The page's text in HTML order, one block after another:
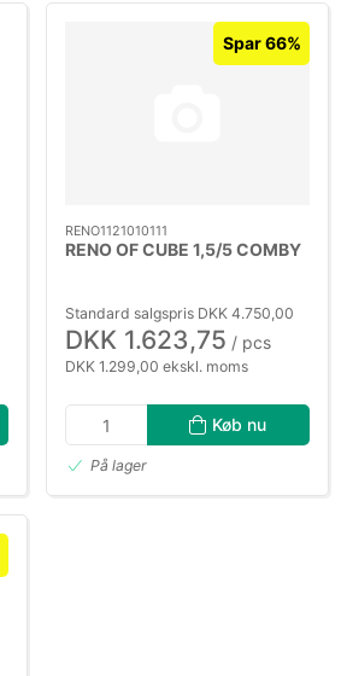
Spar 66%
RENO1121010111
RENO OF CUBE 1,5/5 COMBY
Standard salgspris DKK 4.750,00
DKK 1.623,75 / pcs
DKK 1.299,00 ekskl. moms
Køb nu
På lager